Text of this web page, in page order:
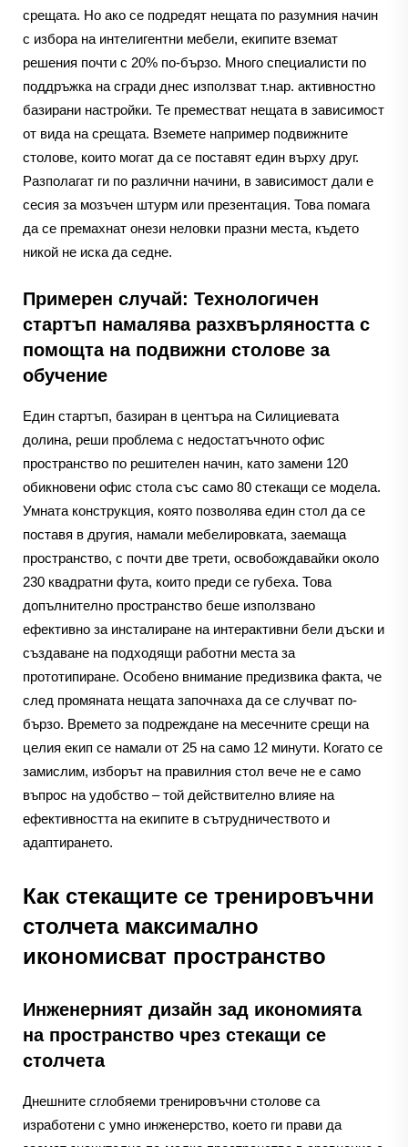
срещата. Но ако се подредят нещата по разумния начин
с избора на интелигентни мебели, екипите вземат
решения почти с 20% по-бързо. Много специалисти по
поддръжка на сгради днес използват т.нар. активностно
базирани настройки. Те преместват нещата в зависимост
от вида на срещата. Вземете например подвижните
столове, които могат да се поставят един върху друг.
Разполагат ги по различни начини, в зависимост дали е
сесия за мозъчен штурм или презентация. Това помага
да се премахнат онези неловки празни места, където
никой не иска да седне.
Примерен случай: Технологичен
стартъп намалява разхвърляността с
помощта на подвижни столове за
обучение
Един стартъп, базиран в центъра на Силициевата
долина, реши проблема с недостатъчното офис
пространство по решителен начин, като замени 120
обикновени офис стола със само 80 стекащи се модела.
Умната конструкция, която позволява един стол да се
поставя в другия, намали мебелировката, заемаща
пространство, с почти две трети, освобождавайки около
230 квадратни фута, които преди се губеха. Това
допълнително пространство беше използвано
ефективно за инсталиране на интерактивни бели дъски и
създаване на подходящи работни места за
прототипиране. Особено внимание предизвика факта, че
след промяната нещата започнаха да се случват по-
бързо. Времето за подреждане на месечните срещи на
целия екип се намали от 25 на само 12 минути. Когато се
замислим, изборът на правилния стол вече не е само
въпрос на удобство – той действително влияе на
ефективността на екипите в сътрудничеството и
адаптирането.
Как стекащите се тренировъчни
столчета максимално
икономисват пространство
Инженерният дизайн зад икономията
на пространство чрез стекащи се
столчета
Днешните сглобяеми тренировъчни столове са
изработени с умно инженерство, което ги прави да